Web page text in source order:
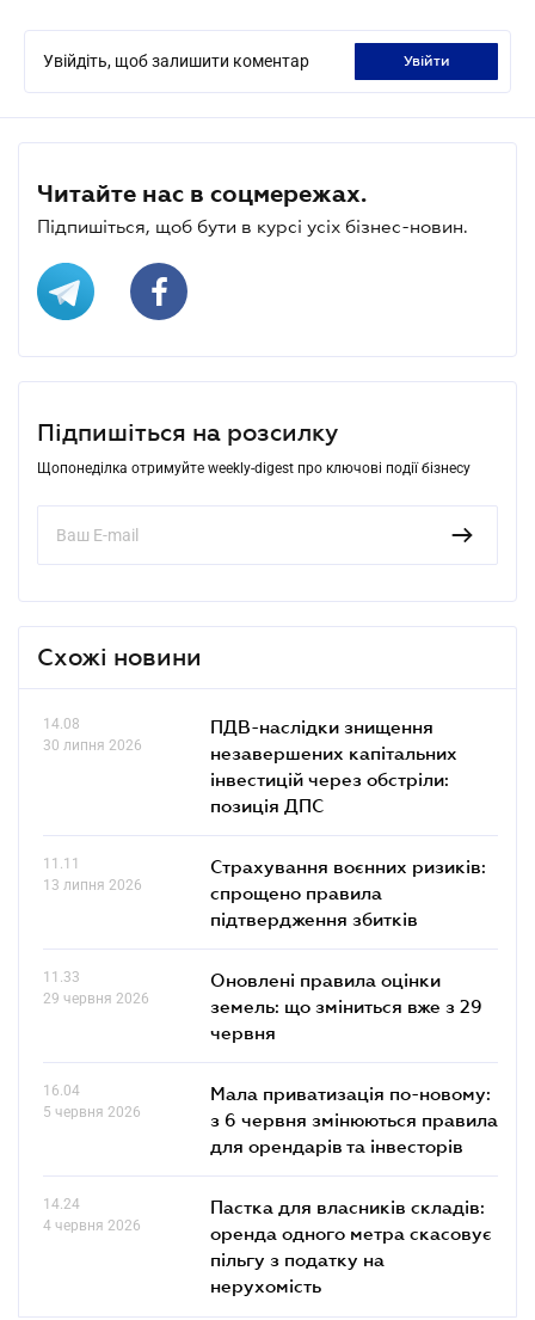
Увійдіть, щоб залишити коментар увійти
Читайте нас в соцмережах.
Підпишіться, щоб бути в курсі усіх бізнес-новин.
Підпишіться на розсилку
Щопонеділка отримуйте weekly-digest про ключові події бізнесу
Схожі новини
14.08
30 липня 2026
ПДВ-наслідки знищення
незавершених капітальних
інвестицій через обстріли:
позиція ДПС
11.11
13 липня 2026
Страхування воєнних ризиків:
спрощено правила
підтвердження збитків
11.33
29 червня 2026
Оновлені правила оцінки
земель: що зміниться вже з 29
червня
16.04
5 червня 2026
Мала приватизація по-новому:
з 6 червня змінюються правила
для орендарів та інвесторів
14.24
4 червня 2026
Пастка для власників складів:
оренда одного метра скасовує
пільгу з податку на
нерухомість